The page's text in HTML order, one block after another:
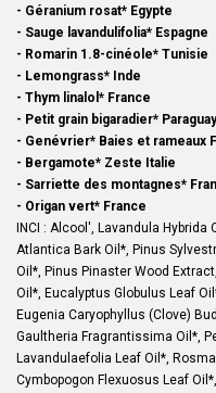
- Géranium rosat* Egypte
- Sauge lavandulifolia* Espagne
- Romarin 1.8-cinéole* Tunisie
- Lemongrass* Inde
- Thym linalol* France
- Petit grain bigaradier* Paraguay
- Genévrier* Baies et rameaux
- Bergamote* Zeste Italie
- Sarriette des montagnes*
- Origan vert* France
INCI : Alcool', Lavandula Hybrida
Atlantica Bark Oil*, Pinus
Oil*, Pinus Pinaster Wood
Oil*, Eucalyptus Globulus Leaf
Eugenia Caryophyllus (Clove)
Gaultheria Fragrantissima Oil*,
Lavandulaefolia Leaf Oil*,
Cymbopogon Flexuosus Leaf